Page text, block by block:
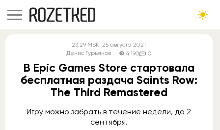
23:29 MSK, 25 августа 2021
Денис Гурьянов
4 190 0
В Epic Games Store стартовала
бесплатная раздача Saints Row:
The Third Remastered
Игру можно забрать в течение недели, до 2
сентября.